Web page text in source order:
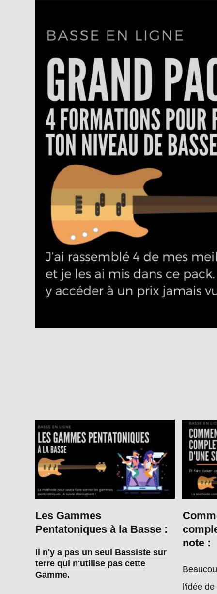
Les Gammes
Pentatoniques à la Basse :
Il n'y a pas un seul Bassiste sur
terre qui n'utilise pas cette
Gamme.
note :
l'idée